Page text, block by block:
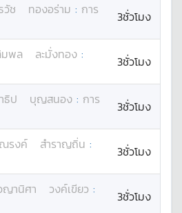
วัช ทองอร่าม : การ
3ชั่วโมง
มพล ละมั่งทอง :
3ชั่วโมง
ธิป บุญสนอง : การ
3ชั่วโมง
รงค์ สำราญถิ่น :
3ชั่วโมง
ญานิศา วงค์เขียว :
3ชั่วโมง